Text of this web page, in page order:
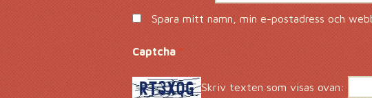
Spara mitt namn, min e-postadress och
Captcha *
Skriv texten som visas ovan: